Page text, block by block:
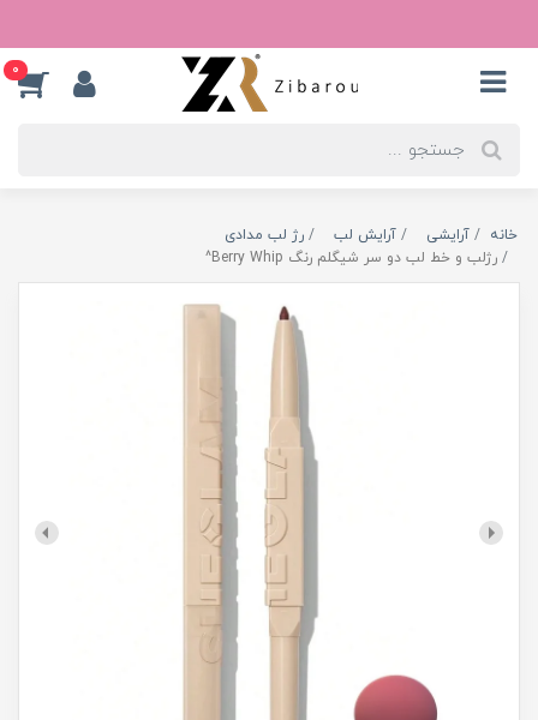
0
خانه آرایشی آرایش لب
رژ لب مدادی
رژلب و خط لب دو سر شیگلم رنگ Berry Whip^